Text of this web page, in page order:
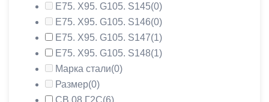
Е75. Х95. G105. S145(0)
Е75. Х95. G105. S146(0)
Е75. Х95. G105. S147(1)
Е75. Х95. G105. S148(1)
Марка стали(0)
Размер(0)
СВ 08 Г2С(6)